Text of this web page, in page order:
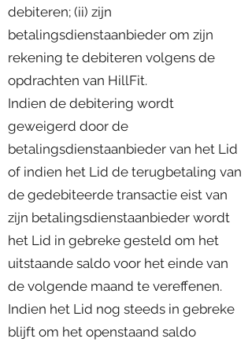
debiteren; (ii) zijn
betalingsdienstaanbieder om zijn
rekening te debiteren volgens de
opdrachten van HillFit.
Indien de debitering wordt
geweigerd door de
betalingsdienstaanbieder van het Lid
of indien het Lid de terugbetaling van
de gedebiteerde transactie eist van
zijn betalingsdienstaanbieder wordt
het Lid in gebreke gesteld om het
uitstaande saldo voor het einde van
de volgende maand te vereffenen.
Indien het Lid nog steeds in gebreke
blijft om het openstaand saldo